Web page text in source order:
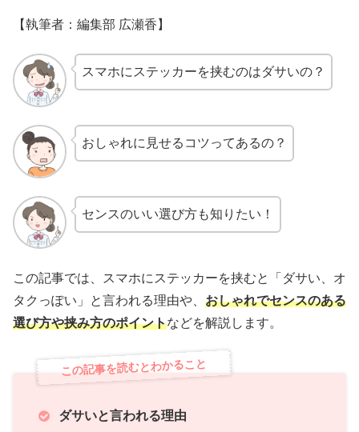
【執筆者：編集部 広瀬香】
スマホにステッカーを挟むのはダサいの？
おしゃれに見せるコツってあるの？
センスのいい選び方も知りたい！
この記事では、スマホにステッカーを挟むと「ダサい、オ
タクっぽい」と言われる理由や、 おしゃれでセンスのある
選び方や挟み方のポイントなどを解説します。
この記事を読むとわかること
ダサいと言われる理由